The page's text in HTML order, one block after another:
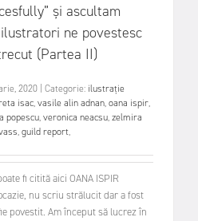
și ascultam
ne povestesc
(Partea II)
2020 Categorie: ilustrație
isac,vasile alin adnan,oana ispir,
popescu,veronica neacsu,zelmira
,guild report,
fi citită aici OANA ISPIR
nu scriu strălucit dar a fost
povestit. Am început să lucrez în